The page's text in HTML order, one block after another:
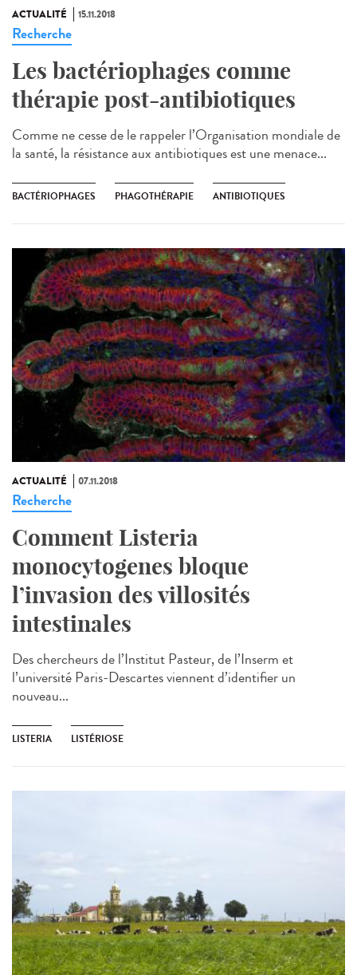
ACTUALITÉ 15.11.2018
Recherche
Les bactériophages comme
thérapie post-antibiotiques
Comme ne cesse de le rappeler l’Organisation mondiale de
la santé, la résistance aux antibiotiques est une menace...
BACTÉRIOPHAGES PHAGOTHÉRAPIE ANTIBIOTIQUES
ACTUALITÉ 07.11.2018
Recherche
Comment Listeria
monocytogenes bloque
l’invasion des villosités
intestinales
Des chercheurs de l’Institut Pasteur, de l’Inserm et
l’université Paris-Descartes viennent d’identifier un
nouveau...
LISTERIA LISTÉRIOSE